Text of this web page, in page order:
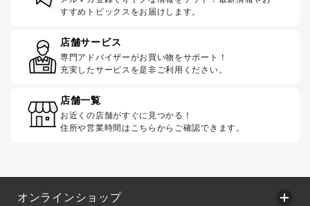
すすめトピックスをお届けします。
店舗サービス
専門アドバイザーがお買い物をサポート！
充実したサービスを是非ご利用ください。
店舗一覧
お近くの店舗がすぐに見つかる！
住所や営業時間はこちらからご確認できます。
オンラインショップ